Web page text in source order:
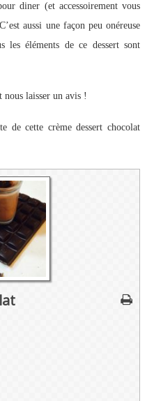
diner (et accessoirement vous
aussi une façon peu onéreuse
les éléments de ce dessert sont
nous laisser un avis !
de cette crème dessert chocolat